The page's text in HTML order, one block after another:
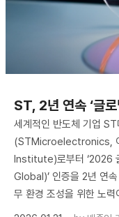
ST, 2년 연속 ‘글
세계적인 반도체 기업
(STMicroelectronics,
Institute)로부터 ‘2026
Global)’ 인증을 2년 연
무 환경 조성을 위한 노력